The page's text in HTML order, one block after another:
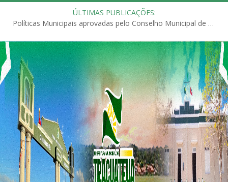
ÚLTIMAS PUBLICAÇÕES:
Políticas Municipais aprovadas pelo Conselho Municipal de Educação (CME)